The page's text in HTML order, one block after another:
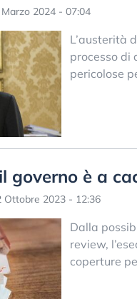
Marzo 2024 - 07:04
L’austerità
processo di
pericolose
governo è a
Ottobre 2023 - 12:36
Dalla
review,
coperture